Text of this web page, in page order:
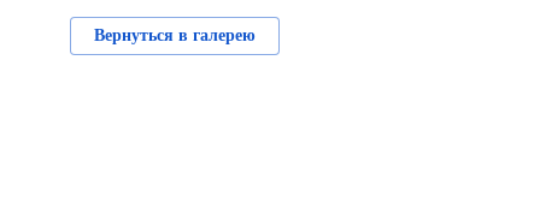
Вернуться в галерею